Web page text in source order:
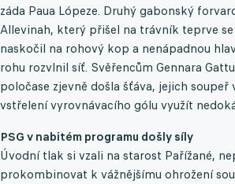
záda Paua Lópeze. Druhý gabonský
Allevinah, který přišel na trávník teprve
naskočil na rohový kop a nenápadnou
rohu rozvlnil síť. Svěřencům Gennara
poločase zjevně došla šťáva, jejich soupeř
vstřelení vyrovnávacího gólu využít
PSG v nabitém programu došly síly
Úvodní tlak si vzali na starost Pařížané,
prokombinovat k vážnějšímu ohrožení